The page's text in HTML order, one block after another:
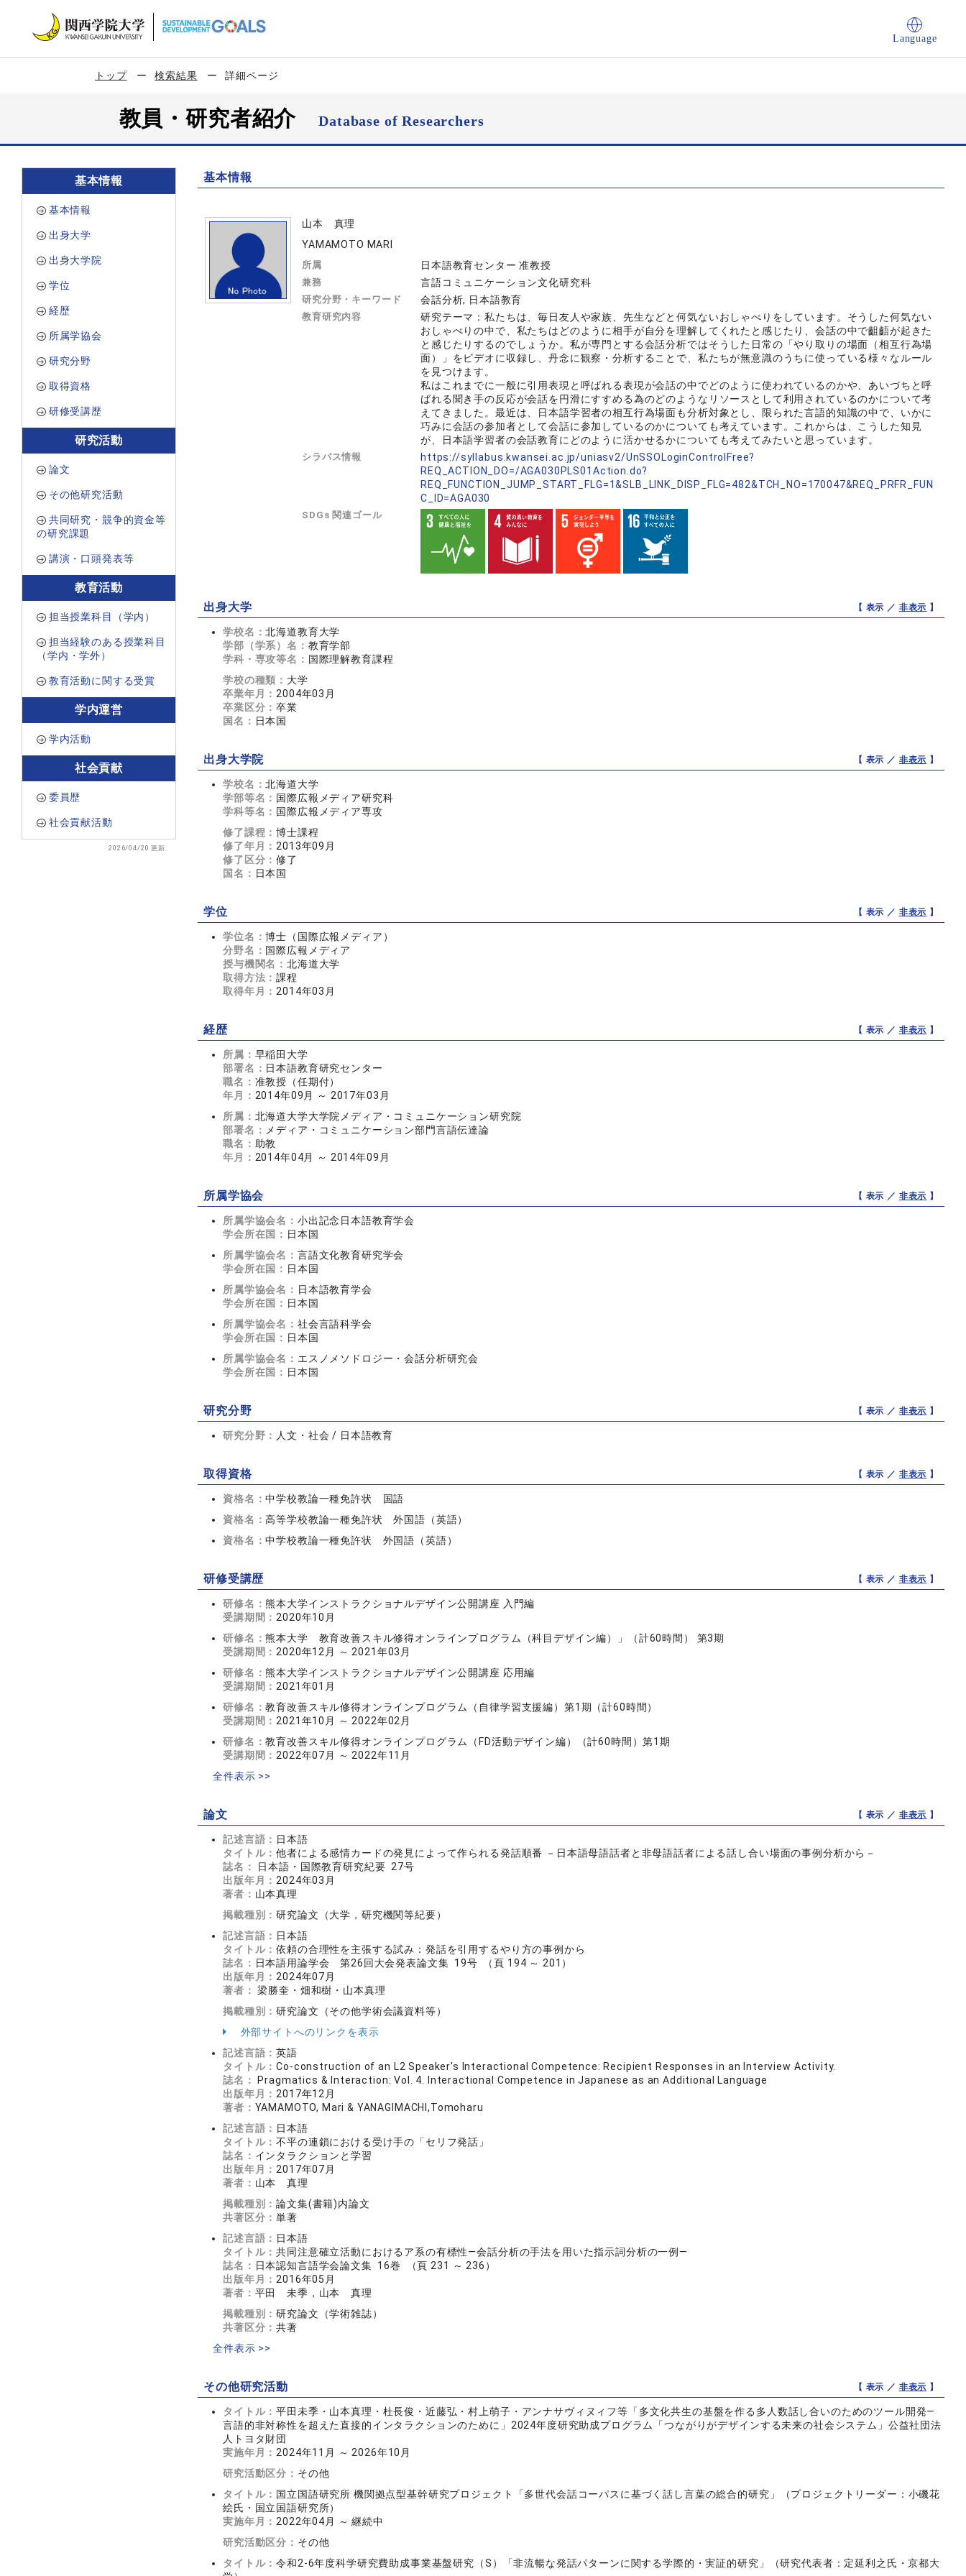
Language
トップ 検索結果 詳細ページ
教員・研究者紹介Database of Researchers
基本情報
基本情報
出身大学
出身大学院
学位
経歴
所属学協会
研究分野
取得資格
研修受講歴
研究活動
論文
その他研究活動
共同研究・競争的資金等
の研究課題
講演・口頭発表等
教育活動
担当授業科目（学内）
担当経験のある授業科目
（学内・学外）
教育活動に関する受賞
学内運営
学内活動
社会貢献
委員歴
社会貢献活動
2026/04/20 更新
基本情報
山本 真理
YAMAMOTO MARI
所属 日本語教育センター 准教授
兼務 言語コミュニケーション文化研究科
研究分野・キーワード 会話分析, 日本語教育
教育研究内容
研究テーマ：私たちは、毎日友人や家族、先生などと何気ないおしゃべりをしています。そうした何気ない
おしゃべりの中で、私たちはどのように相手が自分を理解してくれたと感じたり、会話の中で齟齬が起きた
と感じたりするのでしょうか。私が専門とする会話分析ではそうした日常の「やり取りの場面（相互行為場
面）」をビデオに収録し、丹念に観察・分析することで、私たちが無意識のうちに使っている様々なルール
を見つけます。
私はこれまでに一般に引用表現と呼ばれる表現が会話の中でどのように使われているのかや、あいづちと呼
ばれる聞き手の反応が会話を円滑にすすめる為のどのようなリソースとして利用されているのかについて考
えてきました。最近は、日本語学習者の相互行為場面も分析対象とし、限られた言語的知識の中で、いかに
巧みに会話の参加者として会話に参加しているのかについても考えています。これからは、こうした知見
が、日本語学習者の会話教育にどのように活かせるかについても考えてみたいと思っています。
シラバス情報
https://syllabus.kwansei.ac.jp/uniasv2/UnSSOLoginControlFree?
REQ_ACTION_DO=/AGA030PLS01Action.do?
REQ_FUNCTION_JUMP_START_FLG=1&SLB_LINK_DISP_FLG=482&TCH_NO=170047&REQ_PRFR_FUN
C_ID=AGA030
SDGs 関連ゴール
出身大学 【 表示 ／ 非表示 】
学校名：北海道教育大学
学部（学系）名： 教育学部
学科・専攻等名： 国際理解教育課程
学校の種類： 大学
卒業年月： 2004年03月
卒業区分：卒業
国名： 日本国
出身大学院 【 表示 ／ 非表示 】
学校名：北海道大学
学部等名： 国際広報メディア研究科
学科等名： 国際広報メディア専攻
修了課程：博士課程
修了年月： 2013年09月
修了区分：修了
国名： 日本国
学位 【 表示 ／ 非表示 】
学位名：博士（国際広報メディア）
分野名： 国際広報メディア
授与機関名：北海道大学
取得方法：課程
取得年月： 2014年03月
経歴 【 表示 ／ 非表示 】
所属： 早稲田大学
部署名： 日本語教育研究センター
職名： 准教授（任期付）
年月： 2014年09月 ～ 2017年03月
所属： 北海道大学大学院メディア・コミュニケーション研究院
部署名： メディア・コミュニケーション部門言語伝達論
職名： 助教
年月： 2014年04月 ～ 2014年09月
所属学協会 【 表示 ／ 非表示 】
所属学協会名： 小出記念日本語教育学会
学会所在国： 日本国
所属学協会名： 言語文化教育研究学会
学会所在国： 日本国
所属学協会名： 日本語教育学会
学会所在国： 日本国
所属学協会名： 社会言語科学会
学会所在国： 日本国
所属学協会名： エスノメソドロジー・会話分析研究会
学会所在国： 日本国
研究分野 【 表示 ／ 非表示 】
研究分野： 人文・社会 / 日本語教育
取得資格 【 表示 ／ 非表示 】
資格名：中学校教論一種免許状 国語
資格名：高等学校教論一種免許状 外国語（英語）
資格名：中学校教論一種免許状 外国語（英語）
研修受講歴 【 表示 ／ 非表示 】
研修名：熊本大学インストラクショナルデザイン公開講座 入門編
受講期間： 2020年10月
研修名：熊本大学 教育改善スキル修得オンラインプログラム（科目デザイン編）」（計60時間） 第3期
受講期間： 2020年12月 ～ 2021年03月
研修名：熊本大学インストラクショナルデザイン公開講座 応用編
受講期間： 2021年01月
研修名：教育改善スキル修得オンラインプログラム（自律学習支援編）第1期（計60時間）
受講期間： 2021年10月 ～ 2022年02月
研修名：教育改善スキル修得オンラインプログラム（FD活動デザイン編）（計60時間）第1期
受講期間： 2022年07月 ～ 2022年11月
全件表示 >>
論文 【 表示 ／ 非表示 】
記述言語： 日本語
タイトル：他者による感情カードの発見によって作られる発話順番 －日本語母語話者と非母語話者による話し合い場面の事例分析から－
誌名：
日本語・国際教育研究紀要 27号
出版年月： 2024年03月
著者： 山本真理
掲載種別：研究論文（大学，研究機関等紀要）
記述言語： 日本語
タイトル：依頼の合理性を主張する試み：発話を引用するやり方の事例から
誌名： 日本語用論学会 第26回大会発表論文集 19号 （頁 194 ～ 201）
出版年月： 2024年07月
著者： 梁勝奎・畑和樹・山本真理
掲載種別：研究論文（その他学術会議資料等）
外部サイトへのリンクを表示
記述言語：英語
タイトル：Co-construction of an L2 Speaker's Interactional Competence: Recipient Responses in an Interview Activity.
誌名：
Pragmatics & Interaction: Vol. 4. Interactional Competence in Japanese as an Additional Language
出版年月： 2017年12月
著者： YAMAMOTO, Mari & YANAGIMACHI,Tomoharu
記述言語： 日本語
タイトル：不平の連鎖における受け手の「セリフ発話」
誌名： インタラクションと学習
出版年月： 2017年07月
著者： 山本 真理
掲載種別：論文集(書籍)内論文
共著区分：単著
記述言語： 日本語
タイトル：共同注意確立活動におけるア系の有標性―会話分析の手法を用いた指示詞分析の一例―
誌名： 日本認知言語学会論文集 16巻 （頁 231 ～ 236）
出版年月： 2016年05月
著者： 平田 未季，山本 真理
掲載種別：研究論文（学術雑誌）
共著区分：共著
全件表示 >>
その他研究活動 【 表示 ／ 非表示 】
タイトル：平田未季・山本真理・杜長俊・近藤弘・村上萌子・アンナサヴィヌィフ等「多文化共生の基盤を作る多人数話し合いのためのツール開発―
言語的非対称性を超えた直接的インタラクションのために」2024年度研究助成プログラム「つながりがデザインする未来の社会システム」公益社団法
人トヨタ財団
実施年月： 2024年11月 ～ 2026年10月
研究活動区分： その他
タイトル： 国立国語研究所 機関拠点型基幹研究プロジェクト「多世代会話コーパスに基づく話し言葉の総合的研究」（プロジェクトリーダー：小磯花
絵氏・国立国語研究所）
実施年月： 2022年04月 ～ 継続中
研究活動区分： その他
タイトル：令和2-6年度科学研究費助成事業基盤研究（S）「非流暢な発話パターンに関する学際的・実証的研究」（研究代表者：定延利之氏・京都大